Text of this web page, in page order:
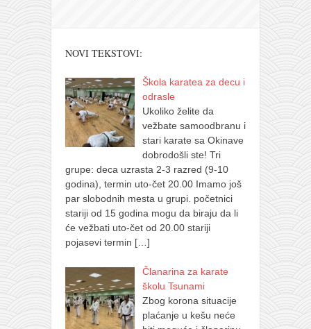
NOVI TEKSTOVI:
Škola karatea za decu i
odrasle
Ukoliko želite da
vežbate samoodbranu i
stari karate sa Okinave
dobrodošli ste! Tri
grupe: deca uzrasta 2-3 razred (9-10
godina), termin uto-čet 20.00 Imamo još
par slobodnih mesta u grupi. početnici
stariji od 15 godina mogu da biraju da li
će vežbati uto-čet od 20.00 stariji
pojasevi termin […]
Članarina za karate
školu Tsunami
Zbog korona situacije
plaćanje u kešu neće